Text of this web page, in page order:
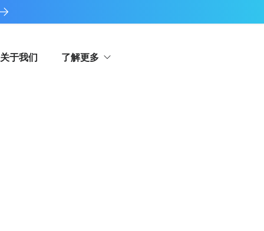
关于我们 了解更多